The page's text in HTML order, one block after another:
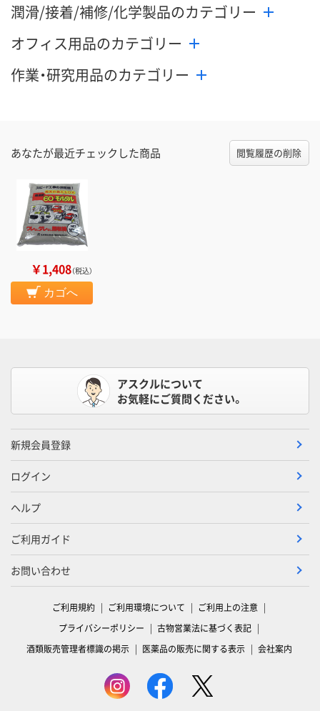
潤滑/接着/補修/化学製品のカテゴリー
オフィス用品のカテゴリー
作業・研究用品のカテゴリー
あなたが最近チェックした商品 閲覧履歴の削除
￥1,408（税込）
カゴへ
アスクルについて
お気軽にご質問ください。
新規会員登録
ログイン
ヘルプ
ご利用ガイド
お問い合わせ
ご利用規約 ご利用環境について
ご利用上の注意
プライバシーポリシー
古物営業法に基づく表記
酒類販売管理者標識の掲示
医薬品の販売に関する表示 会社案内